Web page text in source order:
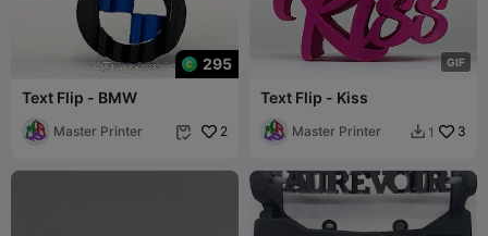
295
Text Flip - BMW
Master Printer  2
GIF
Text Flip - Kiss
Master Printer  1 3